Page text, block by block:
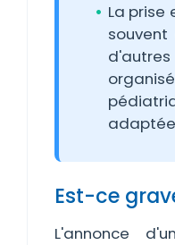
La prise
Est-ce
L'annonce